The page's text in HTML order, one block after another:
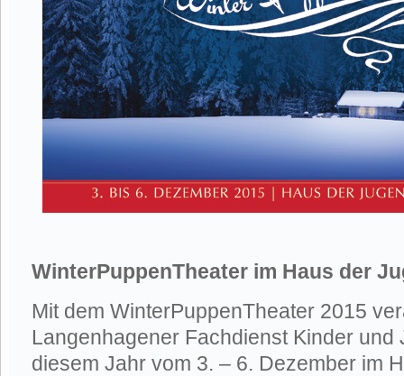
WinterPuppenTheater im Haus der
Mit dem WinterPuppenTheater 2015
Langenhagener Fachdienst Kinder und
diesem Jahr vom 3. – 6. Dezember im